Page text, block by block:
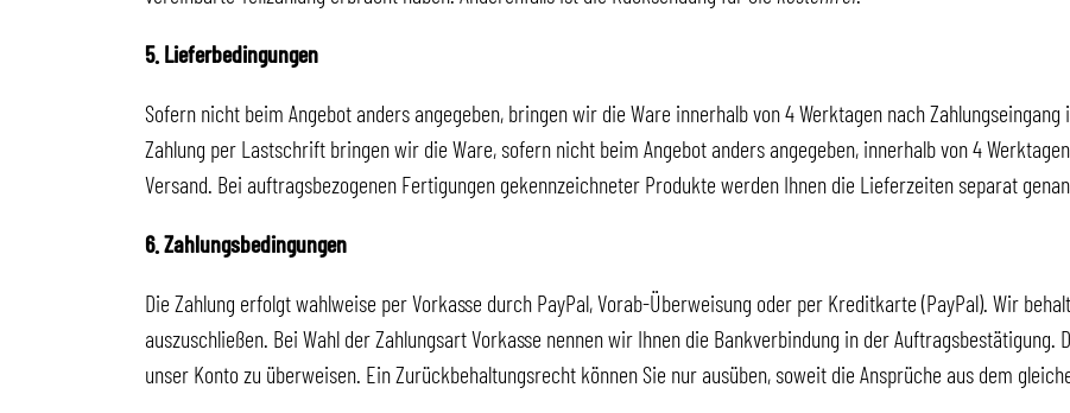
5. Lieferbedingungen
Sofern nicht beim Angebot anders angegeben, bringen wir die Ware innerhalb von 4 Werktagen nach
Zahlung per Lastschrift bringen wir die Ware, sofern nicht beim Angebot anders angegeben, innerhalb von 4
Versand. Bei auftragsbezogenen Fertigungen gekennzeichneter Produkte werden Ihnen die Lieferzeiten separat
6. Zahlungsbedingungen
Die Zahlung erfolgt wahlweise per Vorkasse durch PayPal, Vorab-Überweisung oder per Kreditkarte (PayPal). Wir
auszuschließen. Bei Wahl der Zahlungsart Vorkasse nennen wir Ihnen die Bankverbindung in der Auftragsbestätigung.
unser Konto zu überweisen. Ein Zurückbehaltungsrecht können Sie nur ausüben, soweit die Ansprüche aus dem